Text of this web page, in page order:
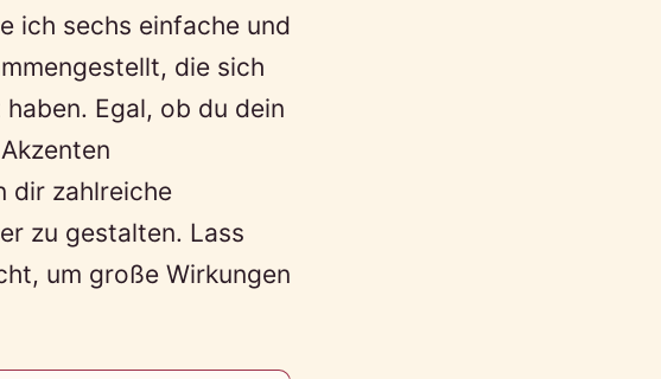
ich sechs einfache und
die sich
Egal, ob du dein
dir zahlreiche
zu gestalten. Lass
um große Wirkungen